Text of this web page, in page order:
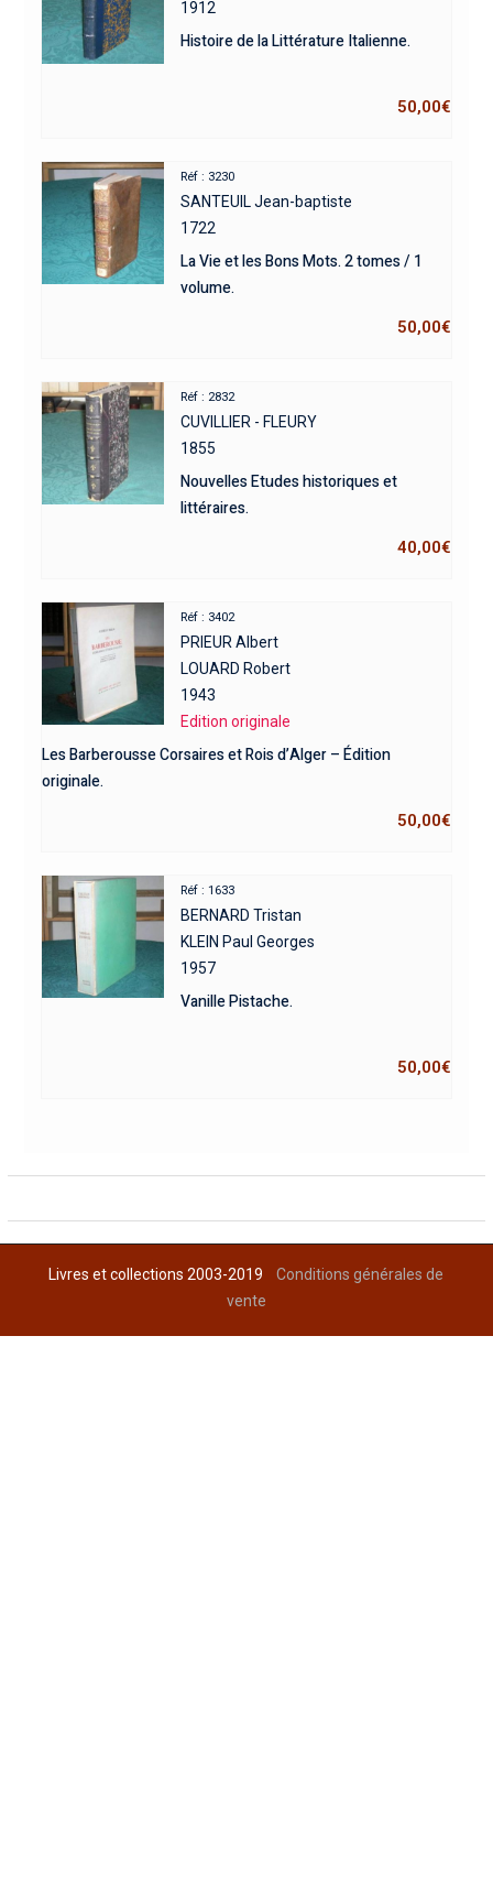
1912
Histoire de la Littérature Italienne.
50,00€
Réf : 3230
SANTEUIL Jean-baptiste
1722
La Vie et les Bons Mots. 2 tomes / 1
volume.
50,00€
Réf : 2832
CUVILLIER - FLEURY
1855
Nouvelles Etudes historiques et
littéraires.
40,00€
Réf : 3402
PRIEUR Albert
LOUARD Robert
1943
Edition originale
Les Barberousse Corsaires et Rois d’Alger – Édition
originale.
50,00€
Réf : 1633
BERNARD Tristan
KLEIN Paul Georges
1957
Vanille Pistache.
50,00€
Livres et collections 2003-2019Conditions générales de
vente